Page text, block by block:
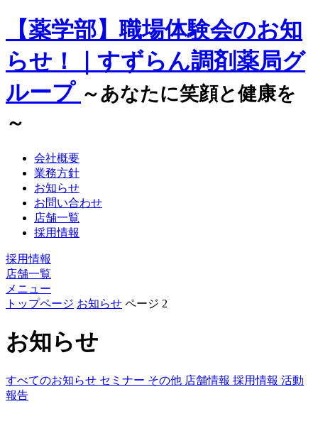
【薬学部】職場体験会のお知
らせ！｜すずらん調剤薬局グ
ループ ～あなたに笑顔と健康を
～
会社概要
業務方針
お知らせ
お問い合わせ
店舗一覧
採用情報
採用情報
店舗一覧
メニュー
トップページ お知らせ ページ 2
お知らせ
すべてのお知らせ セミナー その他 店舗情報 採用情報 活動
報告